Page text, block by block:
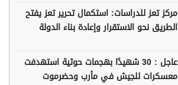
مركز تعز للدراسات: استكمال تحرير تعز يفتح
الطريق نحو الاستقرار وإعادة بناء الدولة
عاجل : 30 شهيدًا بهجمات حوثية استهدفت
معسكرات للجيش في مأرب وحضرموت